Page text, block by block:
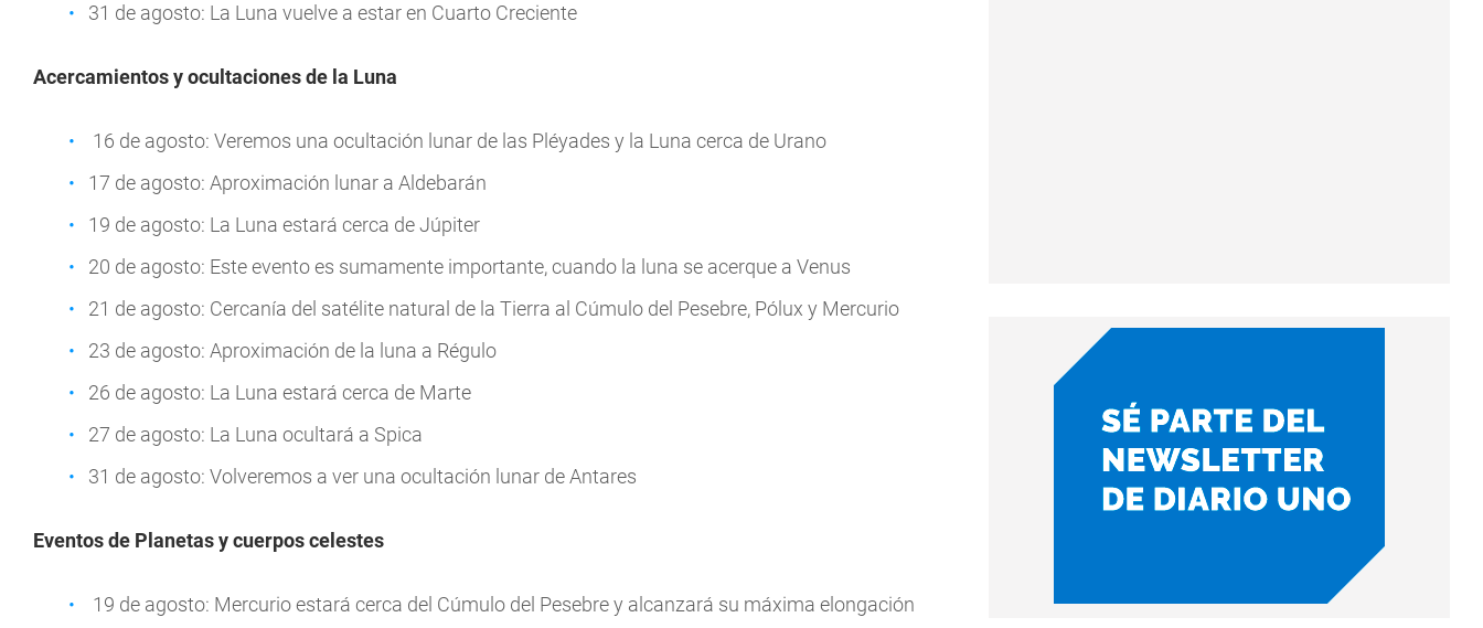
31 de agosto: La Luna vuelve a estar en Cuarto Creciente
Acercamientos y ocultaciones de la Luna
16 de agosto: Veremos una ocultación lunar de las Pléyades y la Luna cerca de Urano
17 de agosto: Aproximación lunar a Aldebarán
19 de agosto: La Luna estará cerca de Júpiter
20 de agosto: Este evento es sumamente importante, cuando la luna se acerque a Venus
21 de agosto: Cercanía del satélite natural de la Tierra al Cúmulo del Pesebre, Pólux y Mercurio
23 de agosto: Aproximación de la luna a Régulo
26 de agosto: La Luna estará cerca de Marte
27 de agosto: La Luna ocultará a Spica
31 de agosto: Volveremos a ver una ocultación lunar de Antares
Eventos de Planetas y cuerpos celestes
19 de agosto: Mercurio estará cerca del Cúmulo del Pesebre y alcanzará su máxima elongación